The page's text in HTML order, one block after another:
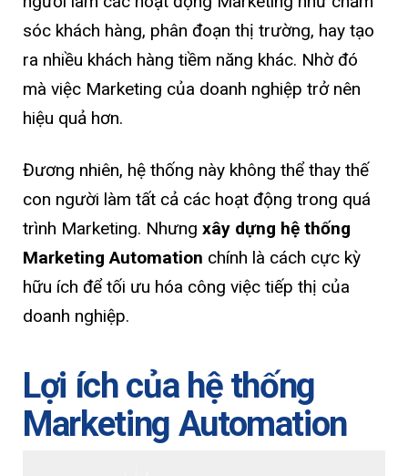
sóc khách hàng, phân đoạn thị trường, hay tạo
ra nhiều khách hàng tiềm năng khác. Nhờ đó
mà việc Marketing của doanh nghiệp trở nên
hiệu quả hơn.
Đương nhiên, hệ thống này không thể thay thế
con người làm tất cả các hoạt động trong quá
trình Marketing. Nhưng xây dựng hệ thống
Marketing Automation chính là cách cực kỳ
hữu ích để tối ưu hóa công việc tiếp thị của
doanh nghiệp.
Lợi ích của hệ thống
Marketing Automation